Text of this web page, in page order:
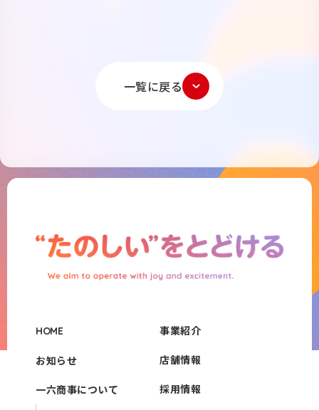
一覧に戻る
HOME
お知らせ
一六商事について
事業紹介
店舗情報
採用情報